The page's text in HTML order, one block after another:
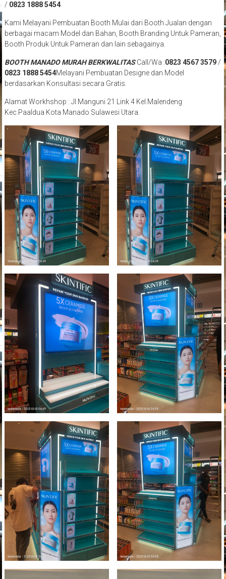
/ 0823 1888 5454
Kami Melayani Pembuatan Booth Mulai dari Booth Jualan dengan
berbagai macam Model dan Bahan, Booth Branding Untuk Pameran,
Booth Produk Untuk Pameran dan lain sebagainya.
BOOTH MANADO MURAH BERKWALITASCall/Wa :0823 4567 3579/
0823 1888 5454Melayani Pembuatan Designe dan Model
berdasarkan Konsultasi secara Gratis.
Alamat Workhshop : Jl.Manguni 21 Link 4 Kel.Malendeng
Kec.Paaldua Kota Manado Sulawesi Utara.